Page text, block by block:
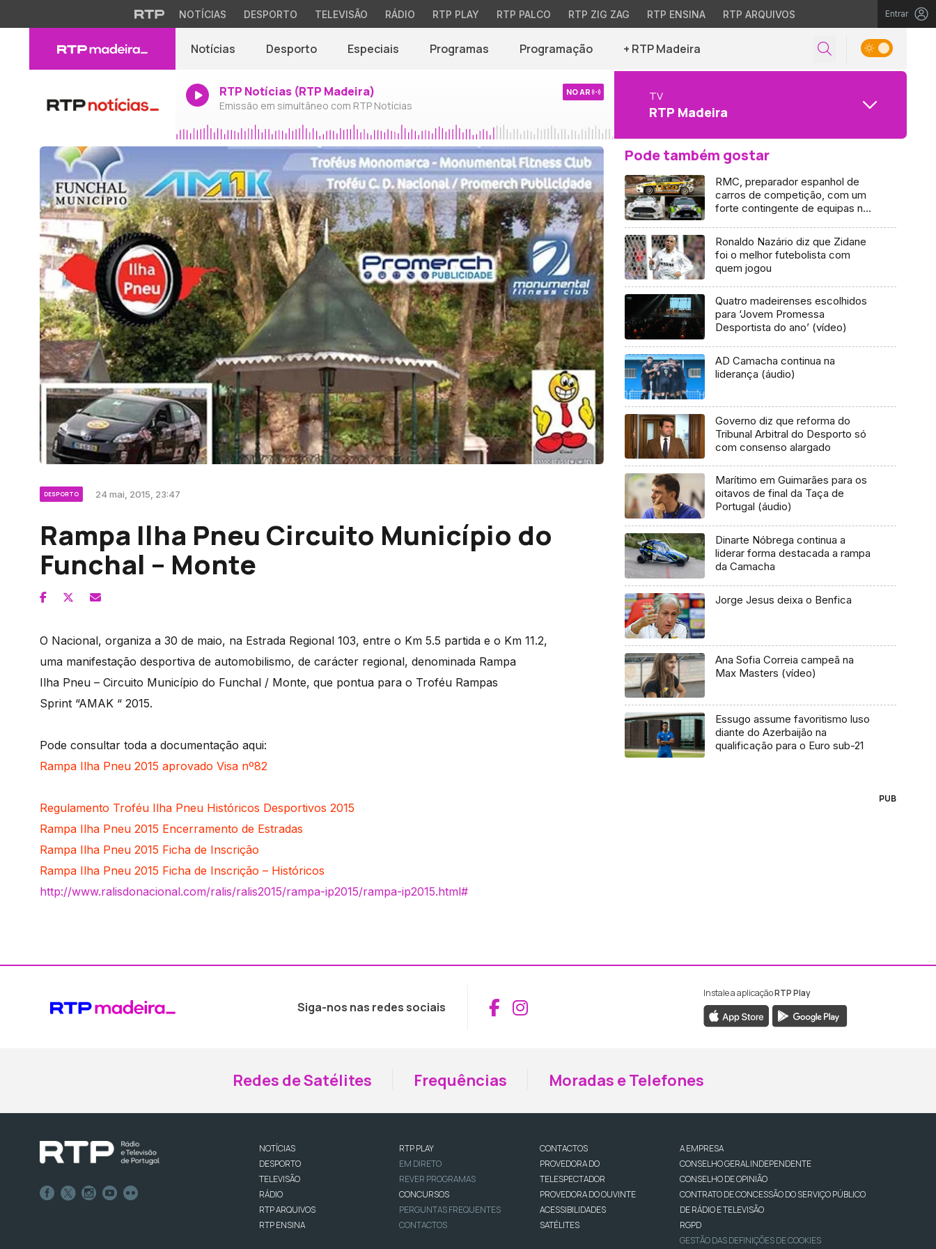
NOTÍCIAS DESPORTO TELEVISÃO RÁDIO RTP PLAY RTP PALCO RTP ZIG ZAG RTP ENSINA RTP ARQUIVOS Entrar
Notícias Desporto Especiais Programas Programação + RTP Madeira
RTP Notícias (RTP Madeira)
Emissão em simultâneo com RTP Notícias
NO AR TV
RTP Madeira
DESPORTO 24 mai, 2015, 23:47
Rampa Ilha Pneu Circuito Município do
Funchal – Monte
O Nacional, organiza a 30 de maio, na Estrada Regional 103, entre o Km 5.5 partida e o Km 11.2,
uma manifestação desportiva de automobilismo, de carácter regional, denominada Rampa
Ilha Pneu – Circuito Município do Funchal / Monte, que pontua para o Troféu Rampas
Sprint “AMAK “ 2015.
Pode consultar toda a documentação aqui:
Rampa Ilha Pneu 2015 aprovado Visa nº82
Regulamento Troféu Ilha Pneu Históricos Desportivos 2015
Rampa Ilha Pneu 2015 Encerramento de Estradas
Rampa Ilha Pneu 2015 Ficha de Inscrição
Rampa Ilha Pneu 2015 Ficha de Inscrição – Históricos
http://www.ralisdonacional.com/ralis/ralis2015/rampa-ip2015/rampa-ip2015.html#
Pode também gostar
RMC, preparador espanhol de
carros de competição, com um
forte contingente de equipas no
Ronaldo Nazário diz que Zidane
foi o melhor futebolista com
quem jogou
Quatro madeirenses escolhidos
para ‘Jovem Promessa
Desportista do ano’ (vídeo)
AD Camacha continua na
liderança (áudio)
Governo diz que reforma do
Tribunal Arbitral do Desporto só
com consenso alargado
Marítimo em Guimarães para os
oitavos de final da Taça de
Portugal (áudio)
Dinarte Nóbrega continua a
liderar forma destacada a rampa
da Camacha
Jorge Jesus deixa o Benfica
Ana Sofia Correia campeã na
Max Masters (vídeo)
Essugo assume favoritismo luso
diante do Azerbaijão na
qualificação para o Euro sub-21
PUB
Siga-nos nas redes sociais Aceder ao Facebook da RTP Madeira
Aceder ao Instagram da RTP Madeira
Instale a aplicaçãoRTP Play
Redes de Satélites Frequências Moradas e Telefones
NOTÍCIAS
DESPORTO
TELEVISÃO
RÁDIO
RTP ARQUIVOS
RTP ENSINA
RTP PLAY
EM DIRETO
REVER PROGRAMAS
CONCURSOS
PERGUNTAS FREQUENTES
CONTACTOS
CONTACTOS
PROVEDORA DO
TELESPECTADOR
PROVEDORA DO OUVINTE
ACESSIBILIDADES
SATÉLITES
A EMPRESA
CONSELHO GERAL INDEPENDENTE
CONSELHO DE OPINIÃO
CONTRATO DE CONCESSÃO DO SERVIÇO PÚBLICO
DE RÁDIO E TELEVISÃO
RGPD
GESTÃO DAS DEFINIÇÕES DE COOKIES